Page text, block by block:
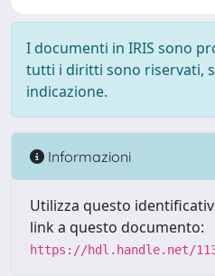
I documenti in IRIS sono
tutti i diritti sono riservati,
indicazione.
Informazioni
Utilizza questo
link a questo documento:
https://hdl.handle.net/